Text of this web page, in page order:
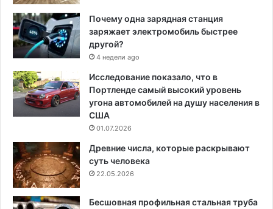
Почему одна зарядная станция
заряжает электромобиль быстрее
другой?
4 недели ago
Исследование показало, что в
Портленде самый высокий уровень
угона автомобилей на душу населения в
США
01.07.2026
Древние числа, которые раскрывают
суть человека
22.05.2026
Бесшовная профильная стальная труба